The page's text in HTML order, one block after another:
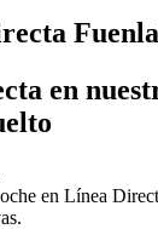
en
en Línea